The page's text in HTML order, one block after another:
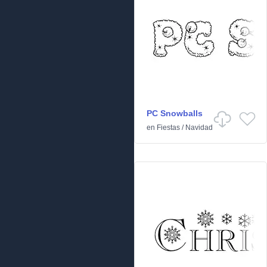
PC Snowballs
en Fiestas / Navidad